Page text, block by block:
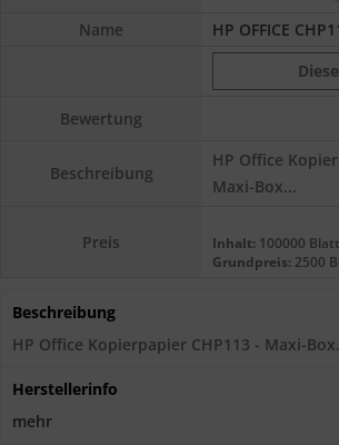
Name
Bewertung
Beschreibung
HP Office
Maxi-Box...
Preis Inhalt: 100000 Blatt
Grundpreis: 2500
Beschreibung
HP Office Kopierpapier CHP113 - Maxi-
Herstellerinfo
mehr